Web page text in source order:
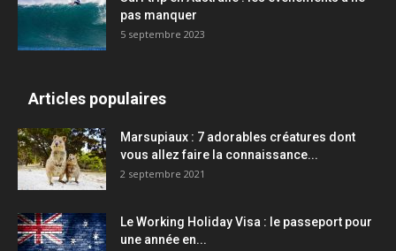
pas manquer
5 septembre 2023
Articles populaires
Marsupiaux : 7 adorables créatures dont
vous allez faire la connaissance...
2 septembre 2021
Le Working Holiday Visa : le passeport pour
une année en...